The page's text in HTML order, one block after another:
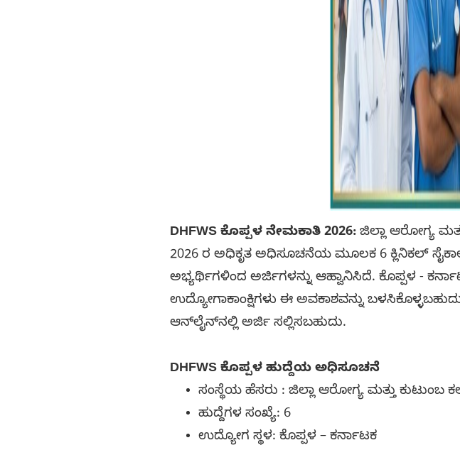
DHFWS ಕೊಪ್ಪಳ ನೇಮಕಾತಿ 2026: ಜಿಲ್ಲಾ ಆರೋಗ್ಯ
2026 ರ ಅಧಿಕೃತ ಅಧಿಸೂಚನೆಯ ಮೂಲಕ 6 ಕ್ಲಿನಿಕಲ್
ಅಭ್ಯರ್ಥಿಗಳಿಂದ ಅರ್ಜಿಗಳನ್ನು ಆಹ್ವಾನಿಸಿದೆ. ಕೊಪ್ಪಳ -
ಉದ್ಯೋಗಾಕಾಂಕ್ಷಿಗಳು ಈ ಅವಕಾಶವನ್ನು
ಆನ್‌ಲೈನ್‌ನಲ್ಲಿ ಅರ್ಜಿ ಸಲ್ಲಿಸಬಹುದು.
DHFWS ಕೊಪ್ಪಳ ಹುದ್ದೆಯ ಅಧಿಸೂಚನೆ
ಸಂಸ್ಥೆಯ ಹೆಸರು : ಜಿಲ್ಲಾ ಆರೋಗ್ಯ ಮತ್ತು ಕುಟುಂಬ
ಹುದ್ದೆಗಳ ಸಂಖ್ಯೆ: 6
ಉದ್ಯೋಗ ಸ್ಥಳ: ಕೊಪ್ಪಳ – ಕರ್ನಾಟಕ